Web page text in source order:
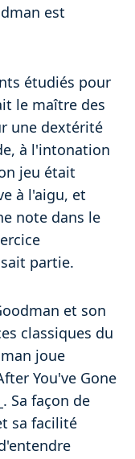
est
étudiés pour
le maître des
une dextérité
à l'intonation
jeu était
à l'aigu, et
note dans le
partie.
et son
classiques du
joue
You've Gone
Sa façon de
sa facilité